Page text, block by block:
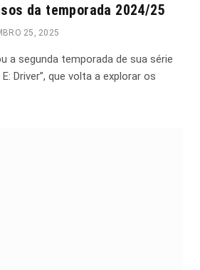
da temporada 2024/25
25, 2025
a segunda temporada de sua série
Driver”, que volta a explorar os